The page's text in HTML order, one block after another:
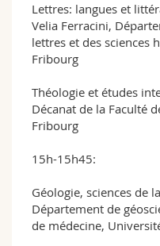
Lettres: langues et
Velia Ferracini,
lettres et des sciences
Fribourg
Théologie et études
Décanat de la Faculté
Fribourg
15h-15h45:
Géologie, sciences de
Département de
de médecine,